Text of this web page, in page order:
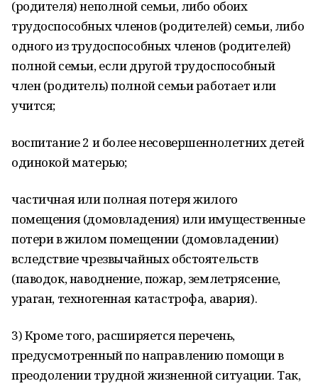
(родителя) неполной семьи, либо обоих
трудоспособных членов (родителей) семьи, либо
одного из трудоспособных членов (родителей)
полной семьи, если другой трудоспособный
член (родитель) полной семьи работает или
учится;
воспитание 2 и более несовершеннолетних детей
одинокой матерью;
частичная или полная потеря жилого
помещения (домовладения) или имущественные
потери в жилом помещении (домовладении)
вследствие чрезвычайных обстоятельств
(паводок, наводнение, пожар, землетрясение,
ураган, техногенная катастрофа, авария).
3) Кроме того, расширяется перечень,
предусмотренный по направлению помощи в
преодолении трудной жизненной ситуации. Так,